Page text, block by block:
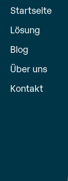
Startseite
Lösung
Blog
Über uns
Kontakt